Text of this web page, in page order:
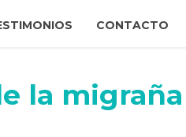
CONTACTO
la